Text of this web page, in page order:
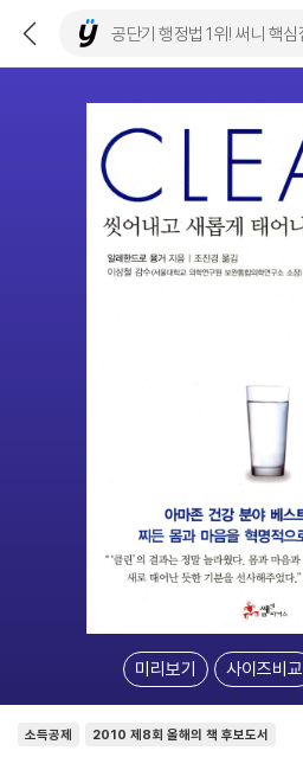
미리보기 사이즈비교
소득공제 2010 제8회 올해의 책 후보도서